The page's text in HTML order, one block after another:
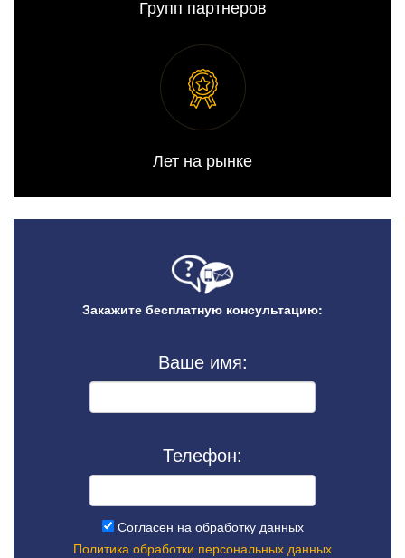
Групп партнеров
Лет на рынке
Закажите бесплатную консультацию:
Ваше имя:
Телефон:
Согласен на обработку данных
Политика обработки персональных данных